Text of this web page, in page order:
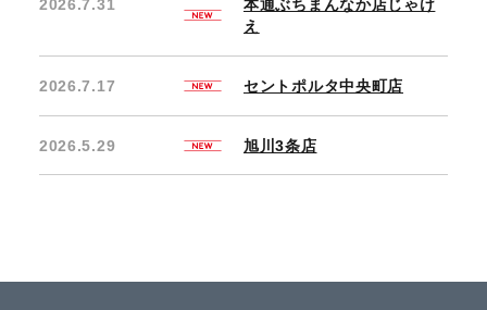
2026.7.31
本通ぶちまんなか店じゃけ
え
2026.7.17 セントポルタ中央町店
2026.5.29 旭川3条店